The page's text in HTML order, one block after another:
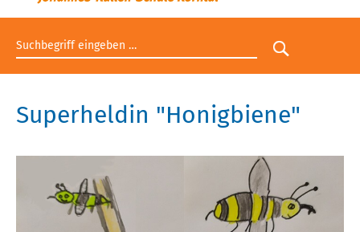
Suchbegriff eingeben
Suche
Superheldin "Honigbiene"